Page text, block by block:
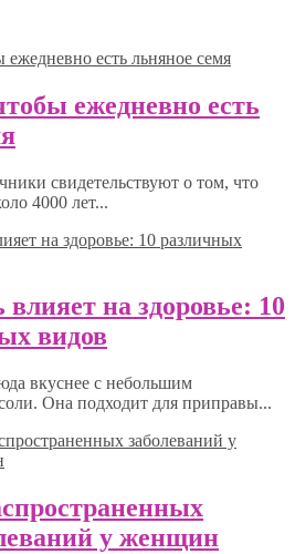
ежедневно есть
свидетельствуют о том, что
4000 лет...
влияет на здоровье: 10
видов
вкуснее с небольшим
Она подходит для приправы...
у женщин